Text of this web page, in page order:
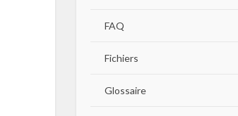
FAQ
Fichiers
Glossaire